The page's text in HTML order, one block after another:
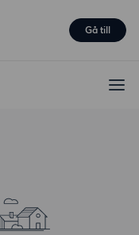
Gå till